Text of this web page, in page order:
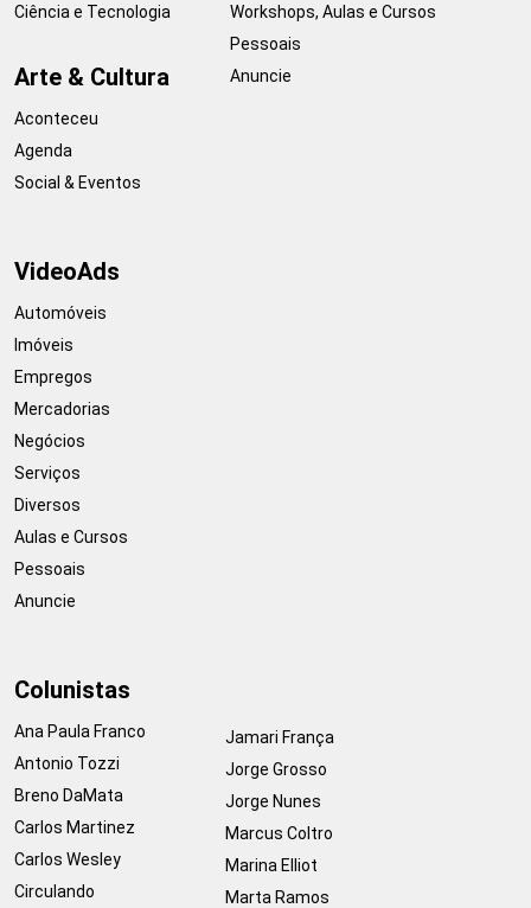
Ciência e Tecnologia
Arte & Cultura
Aconteceu
Agenda
Social & Eventos
Workshops, Aulas e Cursos
Pessoais
Anuncie
VideoAds
Automóveis
Imóveis
Empregos
Mercadorias
Negócios
Serviços
Diversos
Aulas e Cursos
Pessoais
Anuncie
Colunistas
Ana Paula Franco
Antonio Tozzi
Breno DaMata
Carlos Martinez
Carlos Wesley
Circulando
Jamari França
Jorge Grosso
Jorge Nunes
Marcus Coltro
Marina Elliot
Marta Ramos